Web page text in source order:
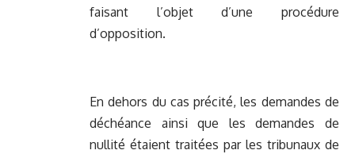
faisant l’objet d’une procédure
d’opposition.
En dehors du cas précité, les demandes de
déchéance ainsi que les demandes de
nullité étaient traitées par les tribunaux de